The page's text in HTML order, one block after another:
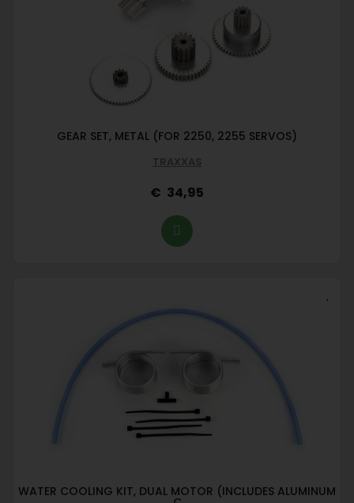
GEAR SET, METAL (FOR 2250, 2255 SERVOS)
TRAXXAS
34,95
WATER COOLING KIT, DUAL MOTOR (INCLUDES ALUMINUM